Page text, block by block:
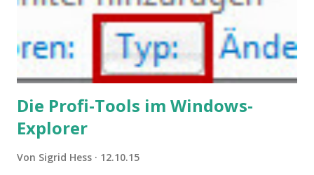
Die Profi-Tools im Windows-
Explorer
Von Sigrid Hess 12.10.15